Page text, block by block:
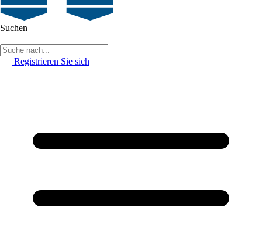
Suchen
Registrieren Sie sich